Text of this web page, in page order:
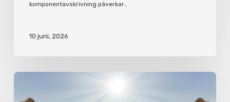
komponentavskrivning påverkar…
10 juni, 2026
Korta